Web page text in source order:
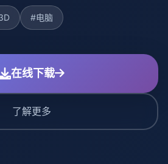
#电脑
在线下载
了解更多